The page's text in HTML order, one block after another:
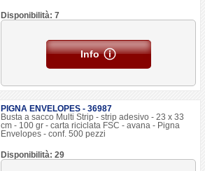
Disponibilità: 7
Info
PIGNA ENVELOPES - 36987
Busta a sacco Multi Strip - strip adesivo - 23 x 33
cm - 100 gr - carta riciclata FSC - avana - Pigna
Envelopes - conf. 500 pezzi
Disponibilità: 29